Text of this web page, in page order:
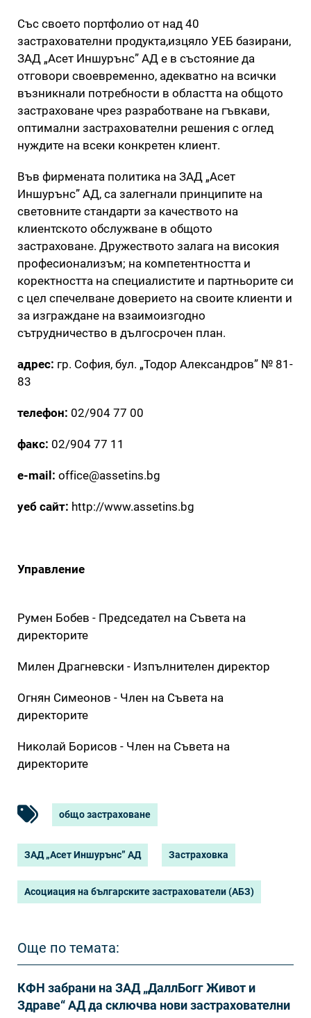
Със своето портфолио от над 40
застрахователни продукта,изцяло УЕБ базирани,
ЗАД „Асет Иншурънс” АД е в състояние да
отговори своевременно, адекватно на всички
възникнали потребности в областта на общото
застраховане чрез разработване на гъвкави,
оптимални застрахователни решения с оглед
нуждите на всеки конкретен клиент.
Във фирмената политика на ЗАД „Асет
Иншурънс” АД, са залегнали принципите на
световните стандарти за качеството на
клиентското обслужване в общото
застраховане. Дружеството залага на високия
професионализъм; на компетентността и
коректността на специалистите и партньорите си
с цел спечелване доверието на своите клиенти и
за изграждане на взаимоизгодно
сътрудничество в дългосрочен план.
адрес: гр. София, бул. „Тодор Александров” № 81-
83
телефон: 02/904 77 00
факс: 02/904 77 11
e-mail: office@assetins.bg
уеб сайт: http://www.assetins.bg
Управление
Румен Бобев - Председател на Съвета на
директорите
Милен Драгневски - Изпълнителен директор
Огнян Симеонов - Член на Съвета на
директорите
Николай Борисов - Член на Съвета на
директорите
общо застраховане
ЗАД „Асет Иншурънс” АД Застраховка
Асоциация на българските застрахователи (АБЗ)
Още по темата:
КФН забрани на ЗАД „ДаллБогг Живот и
Здраве“ АД да сключва нови застрахователни